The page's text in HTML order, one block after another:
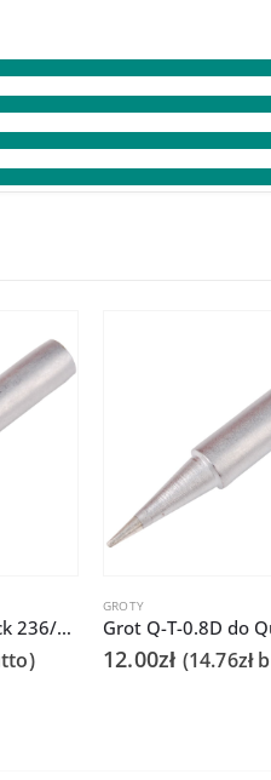
Grot Q-T-1.6D do Quick 236/706/936A/3104/3102/TS1100
GROTY
12.00zł (14.76zł